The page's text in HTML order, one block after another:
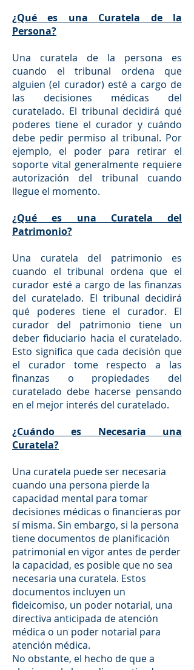
¿Qué es una Curatela de la
Persona?
Una curatela de la persona es
cuando el tribunal ordena que
alguien (el curador) esté a cargo de
las decisiones médicas del
curatelado. El tribunal decidirá qué
poderes tiene el curador y cuándo
debe pedir permiso al tribunal. Por
ejemplo, el poder para retirar el
soporte vital generalmente requiere
autorización del tribunal cuando
llegue el momento.
¿Qué es una Curatela del
Patrimonio?
Una curatela del patrimonio es
cuando el tribunal ordena que el
curador esté a cargo de las finanzas
del curatelado. El tribunal decidirá
qué poderes tiene el curador. El
curador del patrimonio tiene un
deber fiduciario hacia el curatelado.
Esto significa que cada decisión que
el curador tome respecto a las
finanzas o propiedades del
curatelado debe hacerse pensando
en el mejor interés del curatelado.
¿Cuándo es Necesaria una
Curatela?
Una curatela puede ser necesaria
cuando una persona pierde la
capacidad mental para tomar
decisiones médicas o financieras por
sí misma. Sin embargo, si la persona
tiene documentos de planificación
patrimonial en vigor antes de perder
la capacidad, es posible que no sea
necesaria una curatela. Estos
documentos incluyen un
fideicomiso, un poder notarial, una
directiva anticipada de atención
médica o un poder notarial para
atención médica.
No obstante, el hecho de que a